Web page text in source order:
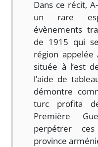
Dans ce récit,
un rare
évènements
de 1915 qui
région appelée
située à l’est
l’aide de
démontre
turc profita
Première
perpétrer
province